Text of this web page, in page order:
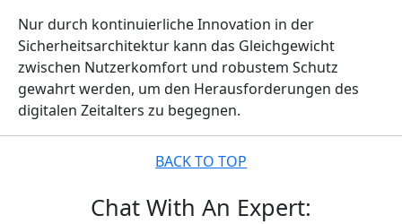
Nur durch kontinuierliche Innovation in der
Sicherheitsarchitektur kann das Gleichgewicht
zwischen Nutzerkomfort und robustem Schutz
gewahrt werden, um den Herausforderungen des
digitalen Zeitalters zu begegnen.
BACK TO TOP
Chat With An Expert: